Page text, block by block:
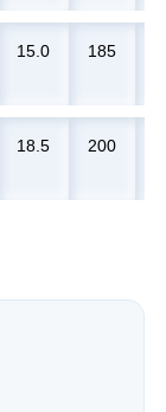
15.0 185
18.5 200